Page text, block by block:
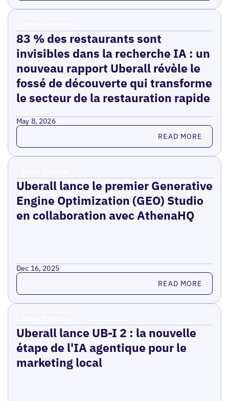
83 % des restaurants sont
invisibles dans la recherche IA : un
nouveau rapport Uberall révèle le
fossé de découverte qui transforme
le secteur de la restauration rapide
May 8, 2026
Read more READ MORE
Uberall lance le premier Generative
Engine Optimization (GEO) Studio
en collaboration avec AthenaHQ
Dec 16, 2025
Read more READ MORE
Uberall lance UB-I 2 : la nouvelle
étape de l'IA agentique pour le
marketing local